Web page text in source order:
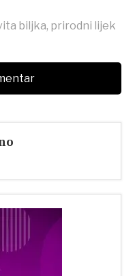
biljka, prirodni lijek